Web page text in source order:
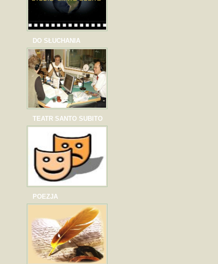
DO SŁUCHANIA
TEATR SANTO SUBITO
POEZJA